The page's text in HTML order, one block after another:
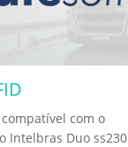
com o
Intelbras Duo ss230